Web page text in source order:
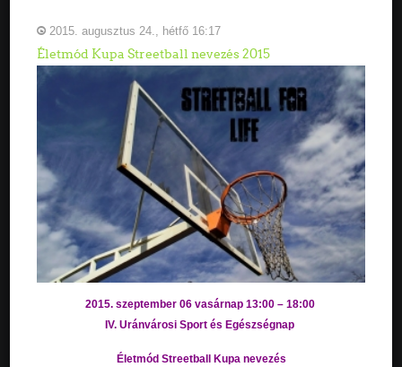
2015. augusztus 24., hétfő 16:17
Életmód Kupa Streetball nevezés 2015
2015. szeptember 06 vasárnap 13:00 – 18:00
IV. Uránvárosi Sport és Egészségnap
Életmód Streetball Kupa nevezés